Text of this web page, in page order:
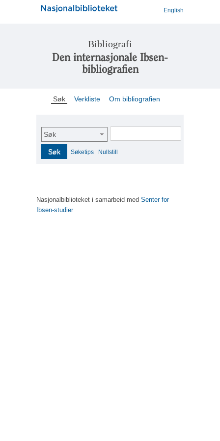
English
Bibliografi
Den internasjonale Ibsen-
bibliografien
Søk Verkliste Om bibliografien
Søk
Søk Søketips Nullstill
Nasjonalbiblioteket i samarbeid med Senter for
Ibsen-studier